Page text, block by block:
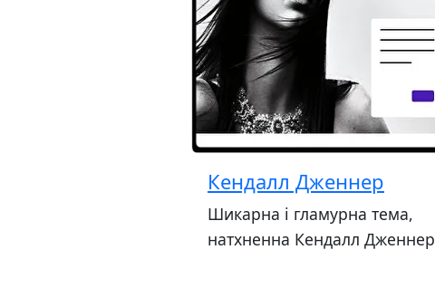
Кендалл Дженнер
Шикарна і гламурна тема,
натхненна Кендалл Дженнер